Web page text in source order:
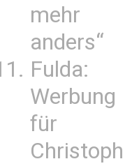
mehr
anders“
Fulda:
Werbung
für
Christoph